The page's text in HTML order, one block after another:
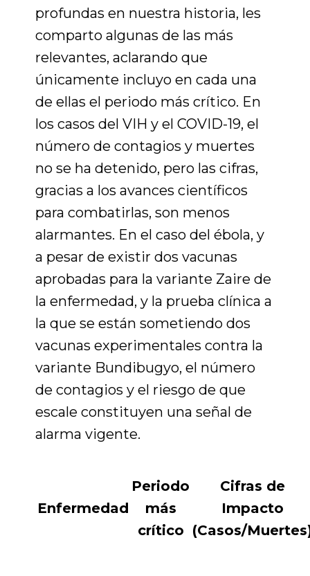
profundas en nuestra historia, les
comparto algunas de las más
relevantes, aclarando que
únicamente incluyo en cada una
de ellas el periodo más crítico. En
los casos del VIH y el COVID-19, el
número de contagios y muertes
no se ha detenido, pero las cifras,
gracias a los avances científicos
para combatirlas, son menos
alarmantes. En el caso del ébola, y
a pesar de existir dos vacunas
aprobadas para la variante Zaire de
la enfermedad, y la prueba clínica a
la que se están sometiendo dos
vacunas experimentales contra la
variante Bundibugyo, el número
de contagios y el riesgo de que
escale constituyen una señal de
alarma vigente.
Enfermedad
Periodo
más
crítico
Cifras de
Impacto
(Casos/